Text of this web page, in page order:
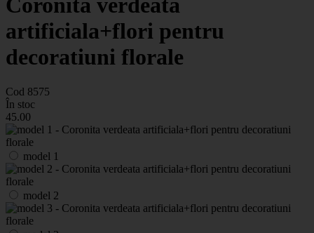
Coronita verdeata
artificiala+flori pentru
decoratiuni florale
Cod 8575
În stoc
45.00
model 1
model 2